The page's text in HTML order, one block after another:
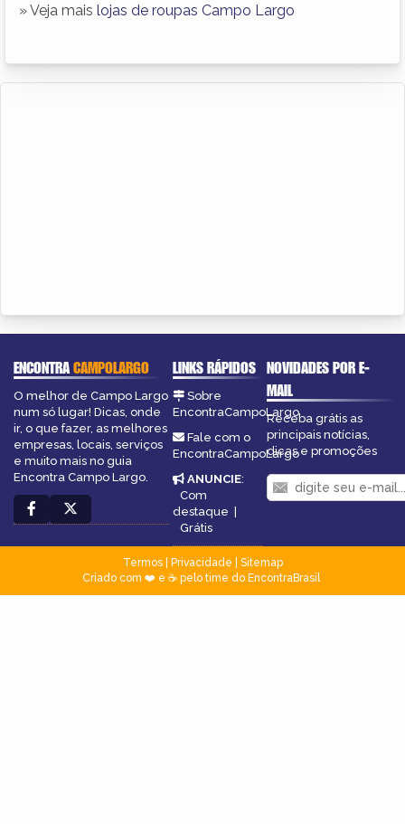
» Veja mais lojas de roupas Campo Largo
ENCONTRACAMPOLARGO
O melhor de Campo Largo
num só lugar! Dicas, onde
ir, o que fazer, as melhores
empresas, locais, serviços
e muito mais no guia
Encontra Campo Largo.
LINKS RÁPIDOS
Sobre
EncontraCampoLargo
Fale com o
EncontraCampoLargo
ANUNCIE:
Com
destaque |
Grátis
NOVIDADES POR E-
MAIL
Receba grátis as
principais notícias,
dicas e promoções
Termos| Privacidade
Sitemap
Criado com ❤️ e ☕ pelo time do EncontraBrasil